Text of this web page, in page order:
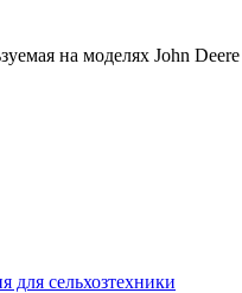
на моделях John
для сельхозтехники